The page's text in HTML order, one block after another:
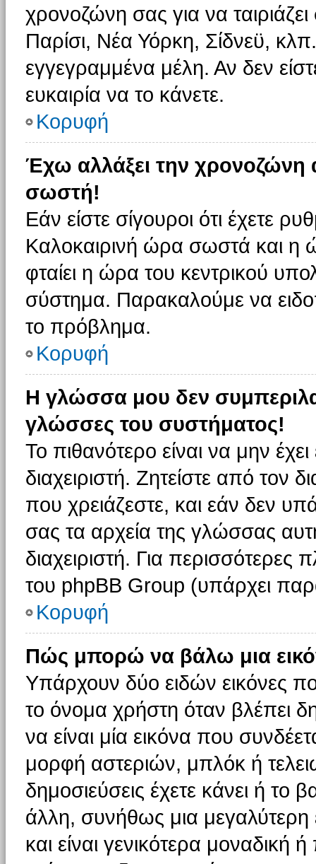
χρονοζώνη σας για να
Παρίσι, Νέα Υόρκη, Σίδνεϋ,
εγγεγραμμένα μέλη. Αν δεν
ευκαιρία να το κάνετε.
Κορυφή
Έχω αλλάξει την χρονοζώνη
σωστή!
Εάν είστε σίγουροι ότι έχετε
Καλοκαιρινή ώρα σωστά και η
φταίει η ώρα του κεντρικού
σύστημα. Παρακαλούμε να
το πρόβλημα.
Κορυφή
Η γλώσσα μου δεν
γλώσσες του συστήματος!
Το πιθανότερο είναι να μην
διαχειριστή. Ζητείστε από τον
που χρειάζεστε, και εάν δεν
σας τα αρχεία της γλώσσας
διαχειριστή. Για περισσότερες
του phpBB Group (υπάρχει
Κορυφή
Πώς μπορώ να βάλω μια
Υπάρχουν δύο ειδών εικόνες
το όνομα χρήστη όταν βλέπει
να είναι μία εικόνα που
μορφή αστεριών, μπλόκ ή
δημοσιεύσεις έχετε κάνει ή
άλλη, συνήθως μια
και είναι γενικότερα